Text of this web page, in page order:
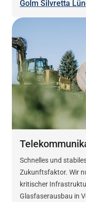
Golm Silvretta
Schnelles und
Zukunftsfaktor. Wir
kritischer
Glasfaserausbau in